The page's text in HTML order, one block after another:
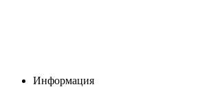
Информация